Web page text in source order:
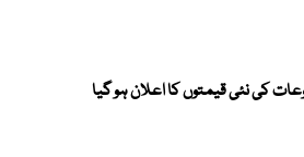
کی نئی قیمتوں کا اعلان ہو گیا